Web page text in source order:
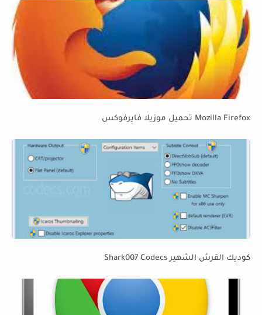
Mozilla Firefox تحميل موزيلا فايرفوكس
كوديك القرش الشهير Shark007 Codecs